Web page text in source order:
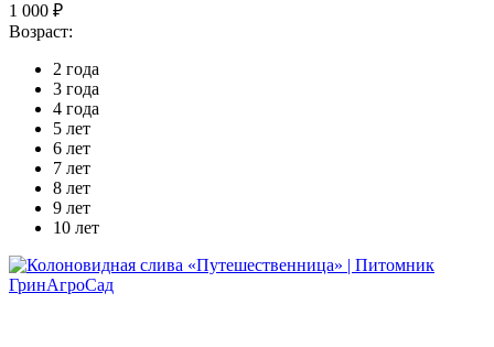
1 000 ₽
Возраст:
2 года
3 года
4 года
5 лет
6 лет
7 лет
8 лет
9 лет
10 лет